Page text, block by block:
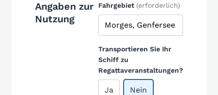
Angaben zur
Nutzung
Fahrgebiet (erforderlich)
Transportieren Sie Ihr
Schiff zu
Regattaveranstaltungen?
Ja Nein